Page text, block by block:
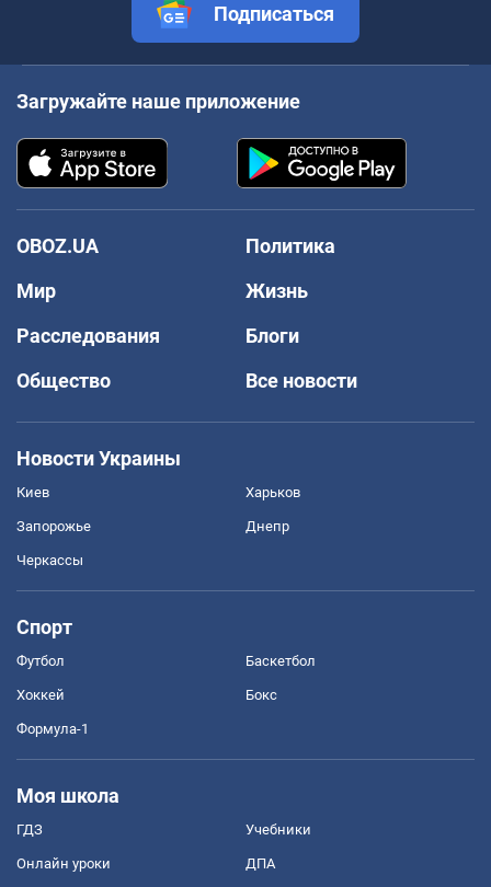
Подписаться
Загружайте наше приложение
OBOZ.UA
Политика
Мир
Жизнь
Расследования
Блоги
Общество
Все новости
Новости Украины
Киев Харьков
Запорожье Днепр
Черкассы
Спорт
Футбол Баскетбол
Хоккей Бокс
Формула-1
Моя школа
ГДЗ Учебники
Онлайн уроки ДПА